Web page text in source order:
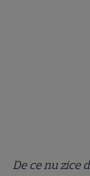
De ce nu zice